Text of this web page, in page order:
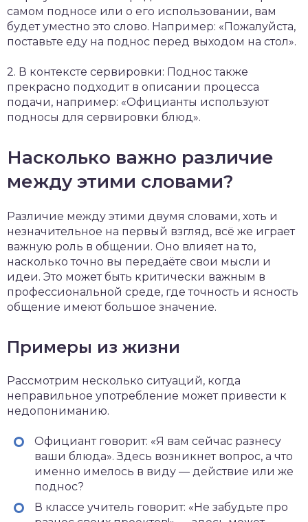
самом подносе или о его использовании, вам
будет уместно это слово. Например: «Пожалуйста,
поставьте еду на поднос перед выходом на стол».
2. В контексте сервировки: Поднос также
прекрасно подходит в описании процесса
подачи, например: «Официанты используют
подносы для сервировки блюд».
Насколько важно различие
между этими словами?
Различие между этими двумя словами, хоть и
незначительное на первый взгляд, всё же играет
важную роль в общении. Оно влияет на то,
насколько точно вы передаёте свои мысли и
идеи. Это может быть критически важным в
профессиональной среде, где точность и ясность
общение имеют большое значение.
Примеры из жизни
Рассмотрим несколько ситуаций, когда
неправильное употребление может привести к
недопониманию.
Официант говорит: «Я вам сейчас разнесу
ваши блюда». Здесь возникнет вопрос, а что
именно имелось в виду — действие или же
поднос?
В классе учитель говорит: «Не забудьте про